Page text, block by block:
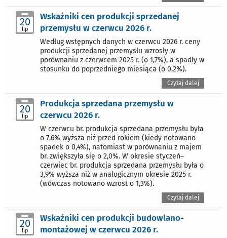
20
lip
Wskaźniki cen produkcji sprzedanej
przemysłu w czerwcu 2026 r.
Według wstępnych danych w czerwcu 2026 r. ceny
produkcji sprzedanej przemysłu wzrosły w
porównaniu z czerwcem 2025 r. (o 1,7%), a spadły w
stosunku do poprzedniego miesiąca (o 0,2%).
Czytaj dalej
20
lip
Produkcja sprzedana przemysłu w
czerwcu 2026 r.
W czerwcu br. produkcja sprzedana przemysłu była
o 7,6% wyższa niż przed rokiem (kiedy notowano
spadek o 0,4%), natomiast w porównaniu z majem
br. zwiększyła się o 2,0%. W okresie styczeń–
czerwiec br. produkcja sprzedana przemysłu była o
3,9% wyższa niż w analogicznym okresie 2025 r.
(wówczas notowano wzrost o 1,3%).
Czytaj dalej
20
lip
Wskaźniki cen produkcji budowlano-
montażowej w czerwcu 2026 r.